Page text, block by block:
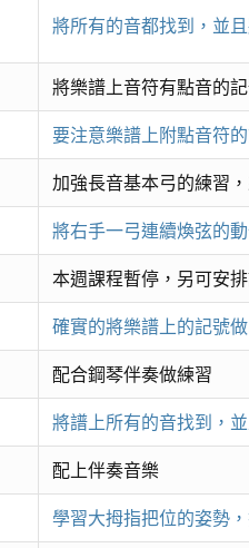
將所有的音都找到，並
將樂譜上音符有點音的
要注意樂譜上附點音符
加強長音基本弓的練習
將右手一弓連續煥弦的
本週課程暫停，另可安
確實的將樂譜上的記號
配合鋼琴伴奏做練習
將譜上所有的音找到，
配上伴奏音樂
學習大拇指把位的姿勢